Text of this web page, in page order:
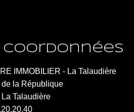
coordonnées
IMMOBILIER - La Talaudière
de la République
Talaudière